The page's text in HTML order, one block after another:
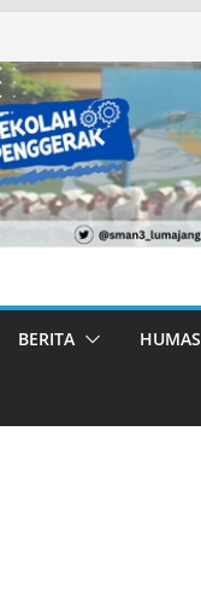
BERITA HUMAS